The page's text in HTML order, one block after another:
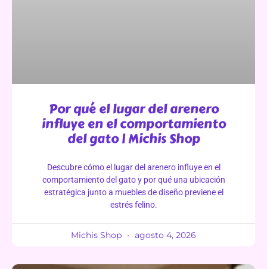
Por qué el lugar del arenero
influye en el comportamiento
del gato | Michis Shop
Descubre cómo el lugar del arenero influye en el
comportamiento del gato y por qué una ubicación
estratégica junto a muebles de diseño previene el
estrés felino.
Michis Shop agosto 4, 2026